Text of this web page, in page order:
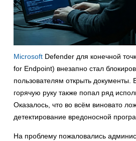
Microsoft Defender для конечной
for Endpoint) внезапно стал
пользователям открыть документы.
горячую руку также попал ряд
Оказалось, что во всём виновато
детектирование вредоносной
На проблему пожаловались